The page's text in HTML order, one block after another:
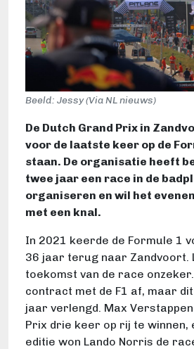
Beeld: Jessy (Via NL nieuws)
De Dutch Grand Prix in
voor de laatste keer op de
staan. De organisatie heeft
twee jaar een race in de
organiseren en wil het
met een knal.
In 2021 keerde de Formule 1
36 jaar terug naar Zandvoort.
toekomst van de race
contract met de F1 af, maar
jaar verlengd. Max
Prix drie keer op rij te winnen,
editie won Lando Norris de